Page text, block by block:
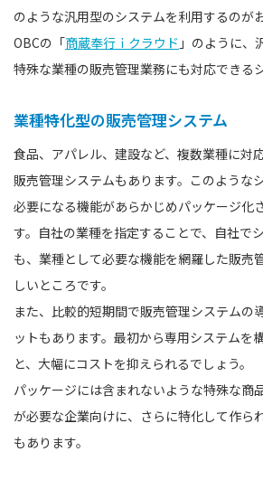
のような汎用型のシステムを利用するのが
OBCの「商蔵奉行ｉクラウド 」のように、
特殊な業種の販売管理業務にも対応できる
業種特化型の販売管理システム
食品、アパレル、建設など、複数業種に対
販売管理システムもあります。このような
必要になる機能があらかじめパッケージ化
す。自社の業種を指定することで、自社で
も、業種として必要な機能を網羅した販売
しいところです。
また、比較的短期間で販売管理システムの
ットもあります。最初から専用システムを
と、大幅にコストを抑えられるでしょう。
パッケージには含まれないような特殊な商
が必要な企業向けに、さらに特化して作ら
もあります。